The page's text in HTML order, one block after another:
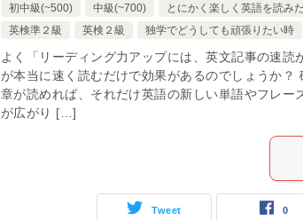
初中級(~500)
中級(~700)
とにかく楽しく英語を読み
英検準２級
英検２級 独学でどうしても頑張りたい時
よく「リーディング力アップには、英文記事の速読
が本当に速く読むだけで効果があるのでしょうか？
章が読めれば、それだけ英語の新しい単語やフレー
が広がり […]
Tweet 0